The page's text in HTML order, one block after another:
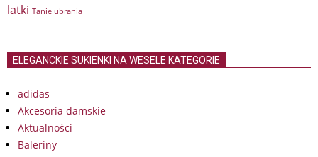
latki Tanie ubrania
ELEGANCKIE SUKIENKI NA WESELE KATEGORIE
adidas
Akcesoria damskie
Aktualności
Baleriny